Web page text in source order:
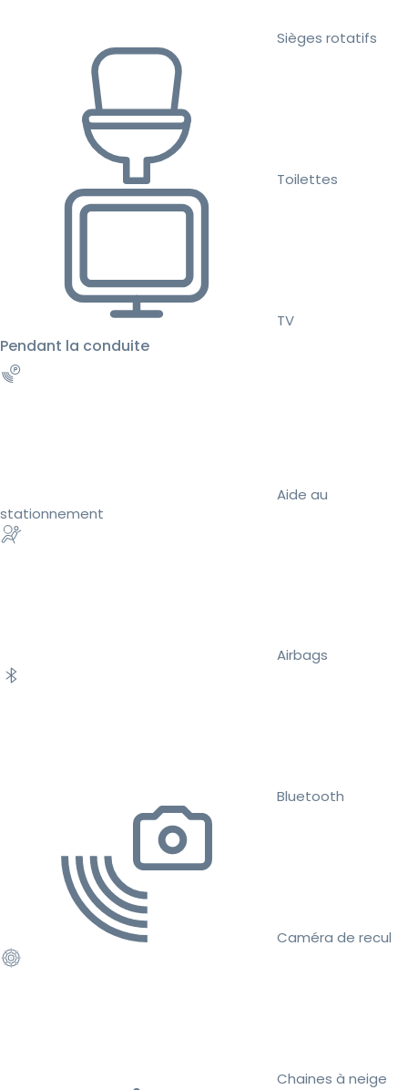
Sièges rotatifs
Toilettes
TV
Pendant la conduite
Aide au
stationnement
Airbags
Bluetooth
Caméra de recul
Chaines à neige